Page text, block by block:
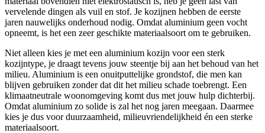
vervelende dingen als vuil en stof. Je kozijnen hebben de eerste
jaren nauwelijks onderhoud nodig. Omdat aluminium geen vocht
opneemt, is het een zeer geschikte materiaalsoort om te gebruiken.
Niet alleen kies je met een aluminium kozijn voor een sterk
kozijntype, je draagt tevens jouw steentje bij aan het behoud van het
milieu. Aluminium is een onuitputtelijke grondstof, die men kan
blijven gebruiken zonder dat dit het milieu schade toebrengt. Een
klimaatneutrale woonomgeving komt dus met jouw hulp dichterbij.
Omdat aluminium zo solide is zal het nog jaren meegaan. Daarmee
kies je dus voor duurzaamheid, milieuvriendelijkheid én een sterke
materiaalsoort.